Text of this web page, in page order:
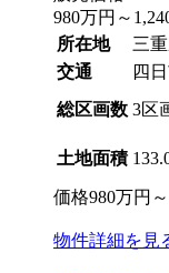
980万円 ～
所在地
三
交通
四
総区画数 3区
土地面積
価格980万円 ～
物件詳細を見